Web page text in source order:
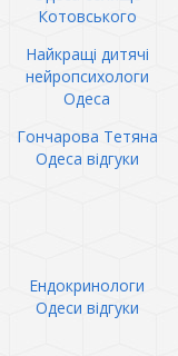
Котовського
Найкращі дитячі
нейропсихологи
Одеса
Гончарова Тетяна
Одеса відгуки
Ендокринологи
Одеси відгуки